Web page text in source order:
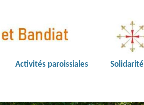
Activités paroissiales Solidarité